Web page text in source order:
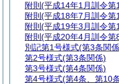
附則 (平成14年1月訓令第
附則 (平成18年7月訓令第
附則 (平成19年3月訓令第
附則 (平成20年4月訓令第
別記第1号様式(第3条関
第2号様式(第3条関係)
第3号様式(第4条関係)
第4号様式(第4条、第10